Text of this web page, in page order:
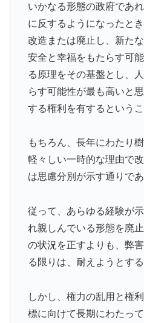
いかなる形態の政府であ
に反するようになったと
改造または廃止し、新た
安全と幸福をもたらす可
る原理をその基盤とし、
らす可能性が最も高いと
する権利を有するというこ
もちろん、長年にわたり
軽々しい一時的な理由で
は思慮分別が示す通りであ
従って、あらゆる経験が
れ親しんでいる形態を廃
の状況を正すよりも、弊
る限りは、耐えようとする
しかし、権力の乱用と権
標に向けて長期にわたっ